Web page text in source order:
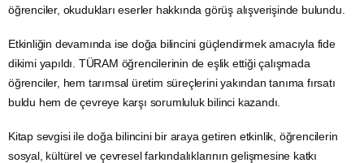
öğrenciler, okudukları eserler hakkında görüş alışverişinde bulundu.
Etkinliğin devamında ise doğa bilincini güçlendirmek amacıyla fide
dikimi yapıldı. TÜRAM öğrencilerinin de eşlik ettiği çalışmada
öğrenciler, hem tarımsal üretim süreçlerini yakından tanıma fırsatı
buldu hem de çevreye karşı sorumluluk bilinci kazandı.
Kitap sevgisi ile doğa bilincini bir araya getiren etkinlik, öğrencilerin
sosyal, kültürel ve çevresel farkındalıklarının gelişmesine katkı